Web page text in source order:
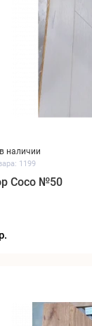
наличии
1199
Coco №50